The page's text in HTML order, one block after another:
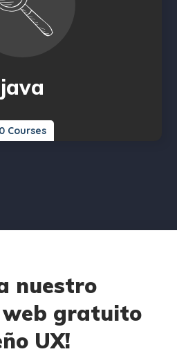
java
0 Courses
nuestro
gratuito
UX!